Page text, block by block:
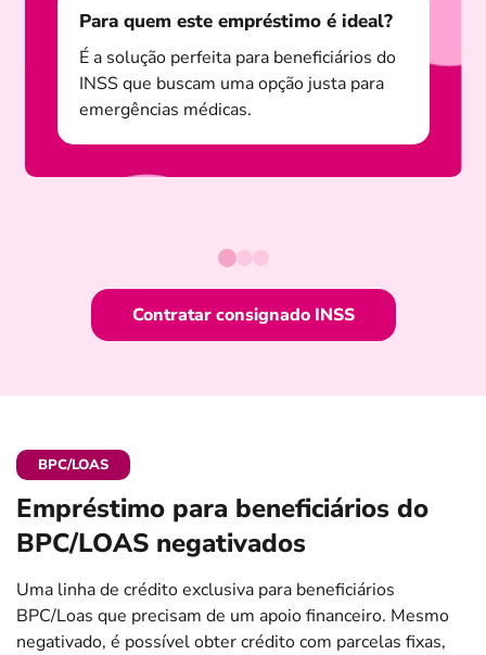
Para quem este empréstimo é ideal?
É a solução perfeita para beneficiários do
INSS que buscam uma opção justa para
emergências médicas.
Contratar consignado INSS
BPC/LOAS
Empréstimo para beneficiários do
BPC/LOAS negativados
Uma linha de crédito exclusiva para beneficiários
BPC/Loas que precisam de um apoio financeiro. Mesmo
negativado, é possível obter crédito com parcelas fixas,